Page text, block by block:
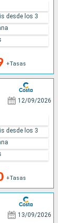
+Tasas
desde los 3
12/09/2026
+Tasas
desde los 3
13/09/2026